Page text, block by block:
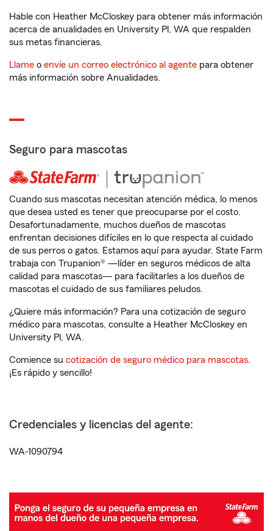
Hable con Heather McCloskey para obtener más información
acerca de anualidades en University Pl, WA que respalden
sus metas financieras.
Llame o envíe un correo electrónico al agente para obtener
más información sobre Anualidades.
Seguro para mascotas
Cuando sus mascotas necesitan atención médica, lo menos
que desea usted es tener que preocuparse por el costo.
Desafortunadamente, muchos dueños de mascotas
enfrentan decisiones difíciles en lo que respecta al cuidado
de sus perros o gatos. Estamos aquí para ayudar. State Farm
trabaja con Trupanion® —líder en seguros médicos de alta
calidad para mascotas— para facilitarles a los dueños de
mascotas el cuidado de sus familiares peludos.
¿Quiere más información? Para una cotización de seguro
médico para mascotas, consulte a Heather McCloskey en
University Pl, WA.
Comience su cotización de seguro médico para mascotas.
¡Es rápido y sencillo!
Credenciales y licencias del agente:
WA-1090794